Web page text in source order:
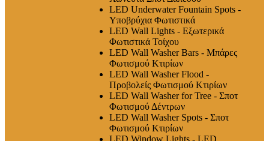
LED Underwater Fountain Spots -
Υποβρύχια Φωτιστικά
LED Wall Lights - Εξωτερικά
Φωτιστικά Τοίχου
LED Wall Washer Bars - Μπάρες
Φωτισμού Κτιρίων
LED Wall Washer Flood -
Προβολείς Φωτισμού Κτιρίων
LED Wall Washer for Tree - Σποτ
Φωτισμού Δέντρων
LED Wall Washer Spots - Σποτ
Φωτισμού Κτιρίων